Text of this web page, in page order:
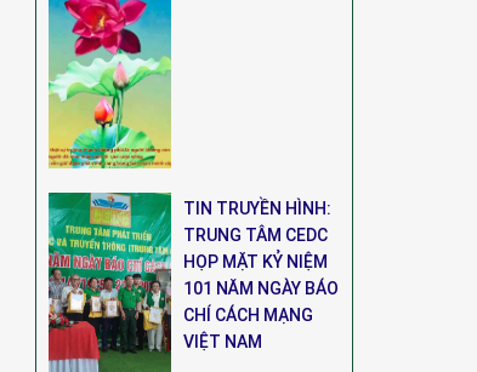
TIN TRUYỀN HÌNH:
TRUNG TÂM CEDC
HỌP MẶT KỶ NIỆM
101 NĂM NGÀY BÁO
CHÍ CÁCH MẠNG
VIỆT NAM